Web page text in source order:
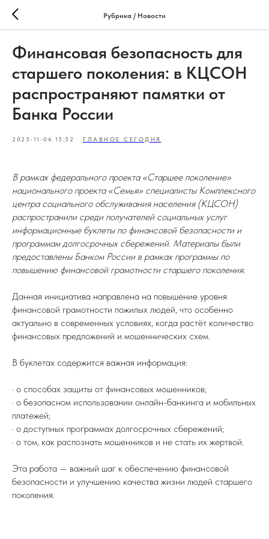
Рубрика / Новости
Финансовая безопасность для
старшего поколения: в КЦСОН
распространяют памятки от
Банка России
2025-11-06 15:52 ГЛАВНОЕ СЕГОДНЯ
В рамках федерального проекта «Старшее поколение»
национального проекта «Семья» специалисты Комплексного
центра социального обслуживания населения (КЦСОН)
распространили среди получателей социальных услуг
информационные буклеты по финансовой безопасности и
программам долгосрочных сбережений. Материалы были
предоставлены Банком России в рамках программы по
повышению финансовой грамотности старшего поколения.
Данная инициатива направлена на повышение уровня
финансовой грамотности пожилых людей, что особенно
актуально в современных условиях, когда растёт количество
финансовых предложений и мошеннических схем.
В буклетах содержится важная информация:
· о способах защиты от финансовых мошенников;
· о безопасном использовании онлайн-банкинга и мобильных
платежей;
· о доступных программах долгосрочных сбережений;
· о том, как распознать мошенников и не стать их жертвой.
Эта работа — важный шаг к обеспечению финансовой
безопасности и улучшению качества жизни людей старшего
поколения.